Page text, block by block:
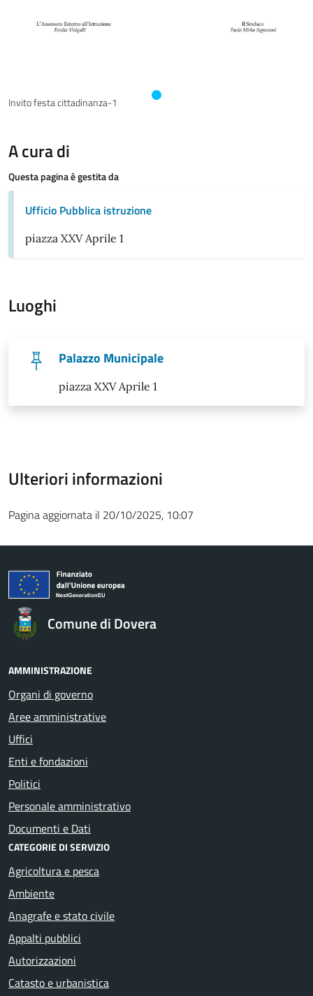
Invito festa cittadinanza-1
A cura di
Questa pagina è gestita da
Ufficio Pubblica istruzione
piazza XXV Aprile 1
Luoghi
Palazzo Municipale
piazza XXV Aprile 1
Ulteriori informazioni
Pagina aggiornata il 20/10/2025, 10:07
Comune di Dovera
AMMINISTRAZIONE
Organi di governo
Aree amministrative
Uffici
Enti e fondazioni
Politici
Personale amministrativo
Documenti e Dati
CATEGORIE DI SERVIZIO
Agricoltura e pesca
Ambiente
Anagrafe e stato civile
Appalti pubblici
Autorizzazioni
Catasto e urbanistica